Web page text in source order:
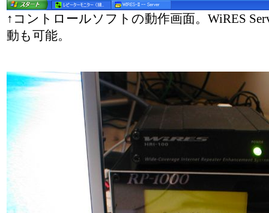
↑コントロールソフトの動作画面。WiRES
動も可能。